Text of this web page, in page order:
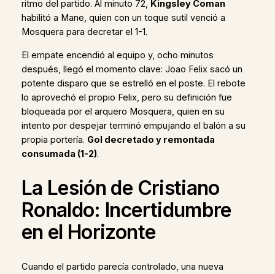
ritmo del partido. Al minuto 72, Kingsley Coman
habilitó a Mane, quien con un toque sutil venció a
Mosquera para decretar el 1-1.
El empate encendió al equipo y, ocho minutos
después, llegó el momento clave: Joao Felix sacó un
potente disparo que se estrelló en el poste. El rebote
lo aprovechó el propio Felix, pero su definición fue
bloqueada por el arquero Mosquera, quien en su
intento por despejar terminó empujando el balón a su
propia portería. Gol decretado y remontada
consumada (1-2).
La Lesión de Cristiano
Ronaldo: Incertidumbre
en el Horizonte
Cuando el partido parecía controlado, una nueva